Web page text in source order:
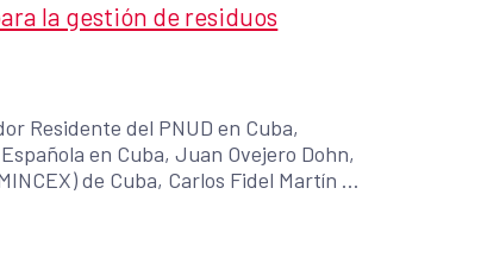
la gestión de residuos
Residente del PNUD en Cuba,
en Cuba, Juan Ovejero Dohn,
de Cuba, Carlos Fidel Martín y